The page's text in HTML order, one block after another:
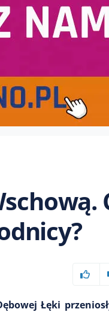
Łęki